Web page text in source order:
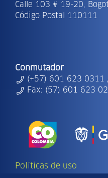
Calle 103 # 19-20,
Código Postal 110111
Conmutador
(+57) 601 623 0311
Fax: (57) 601 623
Políticas de uso